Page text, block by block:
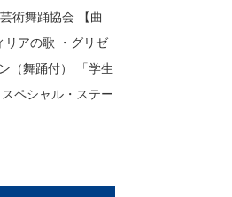
術舞踊協会 【曲
リアの歌 ・グリゼ
（舞踊付） 「学生
ペシャル・ステー